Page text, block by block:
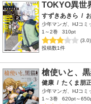
TOKYO異世
すずきあきら /
少年マンガ、HJコミ
1～2巻
310pt
(3.0)
投稿数1件
槍使いと、黒
健康 / たくま朋
少年マンガ、HJコミ
1～3巻
620pt～